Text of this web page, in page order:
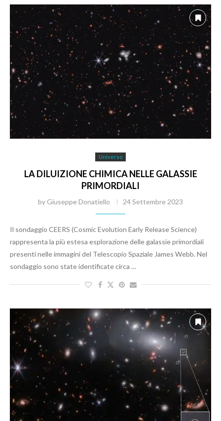
Universo
LA DILUIZIONE CHIMICA NELLE GALASSIE
PRIMORDIALI
by Giuseppe Donatiello 24 Settembre 2023
Il sondaggio CEERS (Cosmic Evolution Early Release Science)
rappresenta la più estesa esplorazione delle galassie primordiali
presenti nelle immagini del Telescopio Spaziale James Webb. Nel
sondaggio sono state identificate circa …